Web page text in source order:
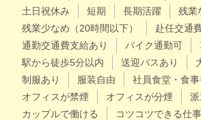
土日祝休み
短期 長期活躍
残業
残業少なめ（20時間以下）
赴任交通
通勤交通費支給あり
バイク通勤可
駅から徒歩5分以内
送迎バスあり
制服あり
服装自由
社員食堂・食事
オフィスが禁煙
オフィスが分煙
カップルで働ける
コツコツできる仕事